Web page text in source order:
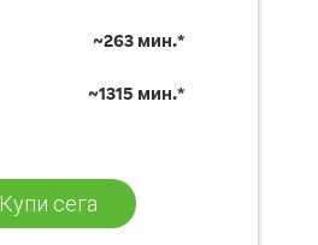
~263 мин.*
~1315 мин.*
Купи сега